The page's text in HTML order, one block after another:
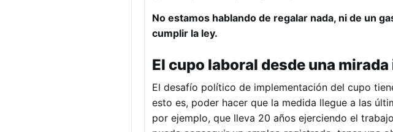
No estamos hablando de regalar nada, ni de un
cumplir la ley.
El cupo laboral desde una
El desafío político de implementación del cupo
esto es, poder hacer que la medida llegue a las
por ejemplo, que lleva 20 años ejerciendo el